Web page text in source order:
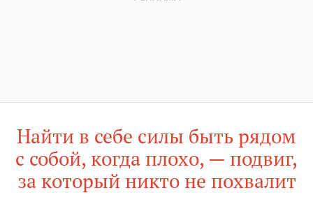
Найти в себе силы быть рядом
с собой, когда плохо, — подвиг,
за который никто не похвалит